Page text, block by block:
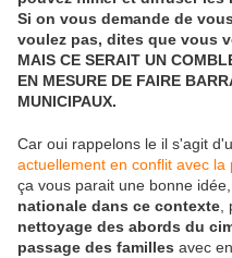
Si on vous demande de
voulez pas, dites que vous
MAIS CE SERAIT UN
EN MESURE DE FAIRE
MUNICIPAUX.
Car oui rappelons le il s'agit
actuellement en conflit avec la
ça vous parait une bonne
nationale dans ce contexte
nettoyage des abords du
passage des familles avec